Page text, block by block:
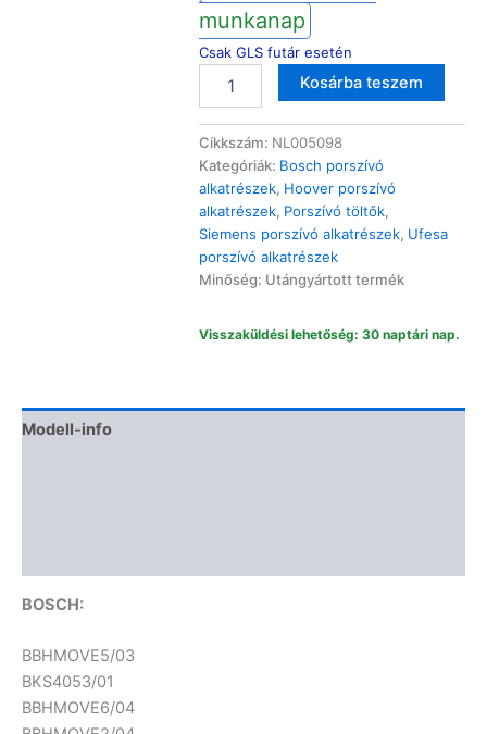
munkanap
Csak GLS futár esetén
Siemens
hálózati
töltő
adapter
SGD61.99
mennyiség
Kosárba teszem
Cikkszám: NL005098
Kategóriák: Bosch porszívó
alkatrészek, Hoover porszívó
alkatrészek, Porszívó töltők,
Siemens porszívó alkatrészek, Ufesa
porszívó alkatrészek
Minőség: Utángyártott termék
Visszaküldési lehetőség: 30 naptári nap.
Modell-info
BOSCH:
BBHMOVE5/03
BKS4053/01
BBHMOVE6/04